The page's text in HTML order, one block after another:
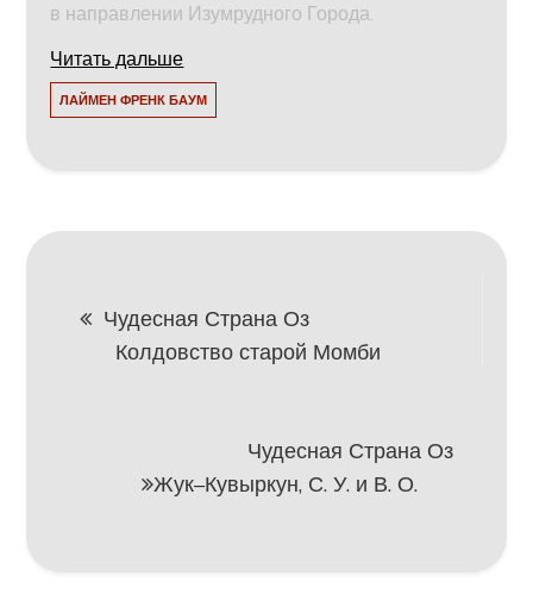
в направлении Изумрудного Города.
Читать дальше
ЛАЙМЕН ФРЕНК БАУМ
Навигация
Чудесная Страна Оз
Колдовство старой Момби
Чудесная Страна Оз
Жук–Кувыркун, С. У. и В. О.